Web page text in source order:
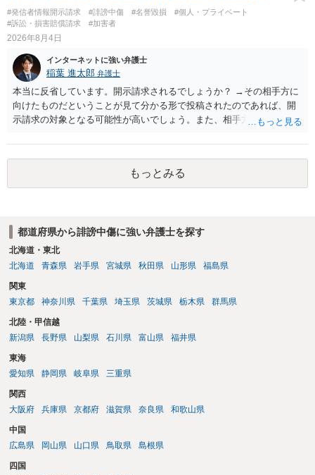
#発信者情報開示請求 #誹謗中傷 #名誉毀損
#個人・プライベート
#訴訟・損害賠償請求
#加害者
2026年8月4日
インターネットに強い弁護士
稲葉 進太郎 弁護士
本当に反省しています。開示請求されるでしょうか？ →その相手方に
向けたものだということが見て分かる形で投稿されたのであれば、開
示請求の対象となる可能性が高いでしょう。また、相手方の投稿した
と存じます。発信者情報開示請求が進むと、投稿に使った回線の契約
者のところに、意見照会がなされます。アカウント情報開示の場合
は、アカウントの登録メールに意見照会がなされます。 また、された
場合賠償金はいくらでしょうか。 →ケースバイケースであり、数万円
もっとみる
都道府県から誹謗中傷に強い弁護士を探す
北海道・東北
北海道
青森県 岩手県 宮城県 秋田県 山形県 福島県
関東
東京都
神奈川県 千葉県 埼玉県 茨城県 栃木県 群馬県
北陸・甲信越
新潟県
長野県 山梨県 石川県 富山県 福井県
東海
愛知県
静岡県 岐阜県 三重県
関西
大阪府
兵庫県 京都府 滋賀県 奈良県 和歌山県
中国
広島県
岡山県 山口県 鳥取県 島根県
四国